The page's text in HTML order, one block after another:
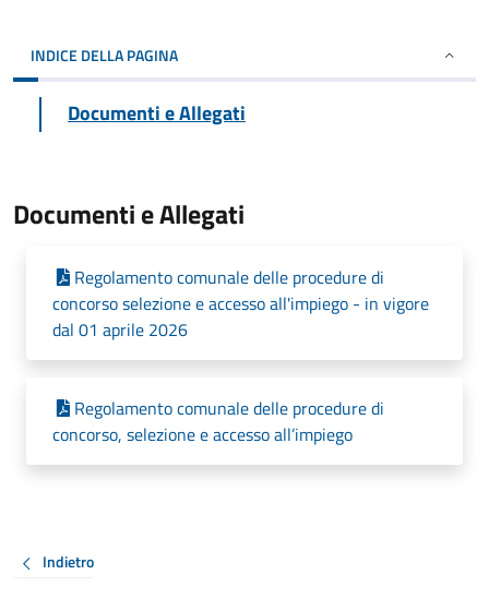
INDICE DELLA PAGINA
Documenti e Allegati
Documenti e Allegati
Regolamento comunale delle procedure di
concorso selezione e accesso all'impiego - in vigore
dal 01 aprile 2026
Regolamento comunale delle procedure di
concorso, selezione e accesso all’impiego
Indietro